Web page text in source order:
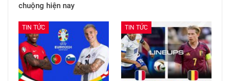
chuộng hiện nay
TIN TỨC TIN TỨC